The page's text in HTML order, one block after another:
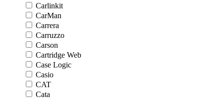
Carlinkit
CarMan
Carrera
Carruzzo
Carson
Cartridge Web
Case Logic
Casio
CAT
Cata